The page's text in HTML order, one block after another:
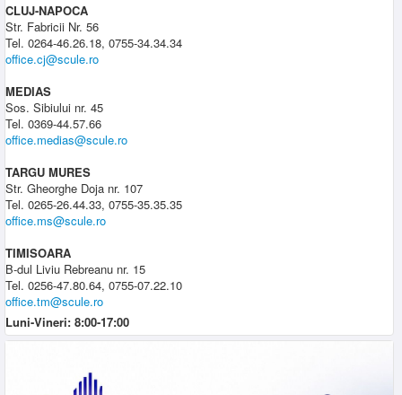
CLUJ-NAPOCA
Str. Fabricii Nr. 56
Tel. 0264-46.26.18, 0755-34.34.34
office.cj@scule.ro
MEDIAS
Sos. Sibiului nr. 45
Tel. 0369-44.57.66
office.medias@scule.ro
TARGU MURES
Str. Gheorghe Doja nr. 107
Tel. 0265-26.44.33, 0755-35.35.35
office.ms@scule.ro
TIMISOARA
B-dul Liviu Rebreanu nr. 15
Tel. 0256-47.80.64, 0755-07.22.10
office.tm@scule.ro
Luni-Vineri: 8:00-17:00